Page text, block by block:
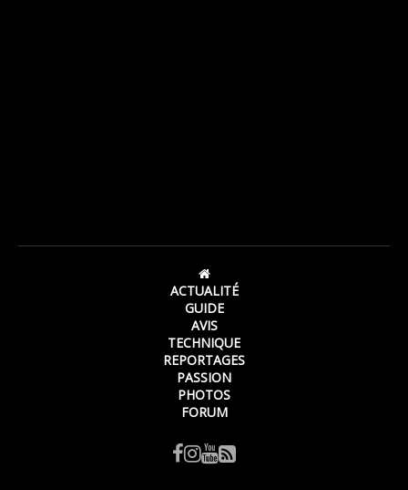
ACTUALITÉ
GUIDE
AVIS
TECHNIQUE
REPORTAGES
PASSION
PHOTOS
FORUM